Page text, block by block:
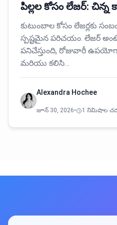
పిల్లల కోసం లేజర్: చిన్న
కుటుంబాల కోసం లేజర్లకు
స్పష్టమైన పరిచయం. లేజర్
పనిచేస్తుంది, రోజువారీ
మరియు కలిసి…
Alexandra Hochee
జూన్ 30, 2026• 1 నిమిషాల